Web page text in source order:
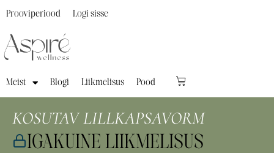
Meist Blogi Liikmelisus Pood
Prooviperiood Logi sisse
KOSUTAV LILLKAPSAVORM
IGAKUINE LIIKMELISUS